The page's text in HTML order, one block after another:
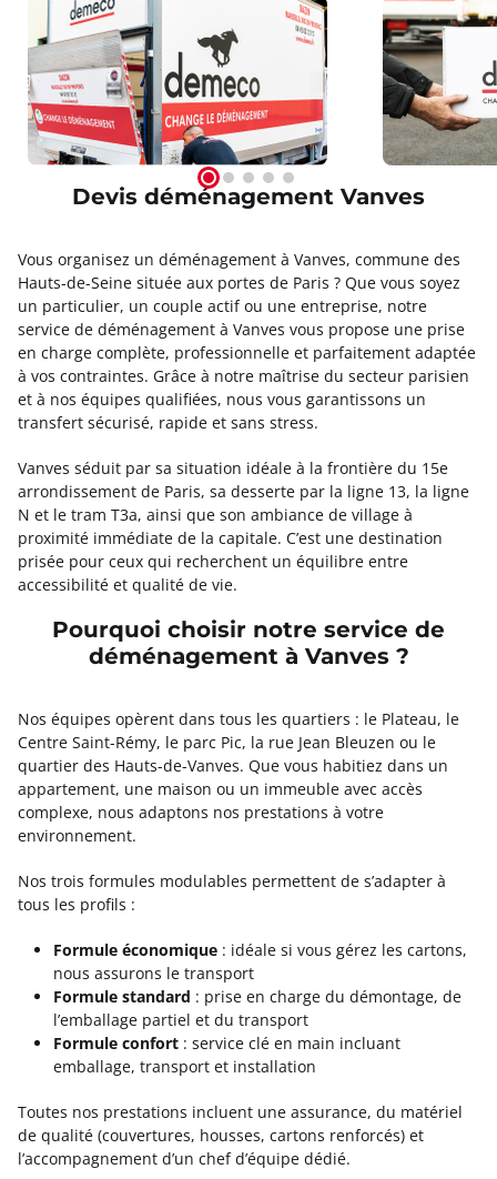
Devis déménagement Vanves
Vous organisez un déménagement à Vanves, commune des
Hauts-de-Seine située aux portes de Paris ? Que vous soyez
un particulier, un couple actif ou une entreprise, notre
service de déménagement à Vanves vous propose une prise
en charge complète, professionnelle et parfaitement adaptée
à vos contraintes. Grâce à notre maîtrise du secteur parisien
et à nos équipes qualifiées, nous vous garantissons un
transfert sécurisé, rapide et sans stress.
Vanves séduit par sa situation idéale à la frontière du 15e
arrondissement de Paris, sa desserte par la ligne 13, la ligne
N et le tram T3a, ainsi que son ambiance de village à
proximité immédiate de la capitale. C’est une destination
prisée pour ceux qui recherchent un équilibre entre
accessibilité et qualité de vie.
Pourquoi choisir notre service de
déménagement à Vanves ?
Nos équipes opèrent dans tous les quartiers : le Plateau, le
Centre Saint-Rémy, le parc Pic, la rue Jean Bleuzen ou le
quartier des Hauts-de-Vanves. Que vous habitiez dans un
appartement, une maison ou un immeuble avec accès
complexe, nous adaptons nos prestations à votre
environnement.
Nos trois formules modulables permettent de s’adapter à
tous les profils :
Formule économique : idéale si vous gérez les cartons,
nous assurons le transport
Formule standard : prise en charge du démontage, de
l’emballage partiel et du transport
Formule confort : service clé en main incluant
emballage, transport et installation
Toutes nos prestations incluent une assurance, du matériel
de qualité (couvertures, housses, cartons renforcés) et
l’accompagnement d’un chef d’équipe dédié.